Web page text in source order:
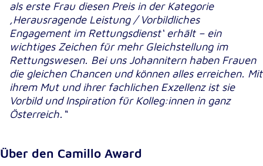
als erste Frau diesen Preis in der Kategorie
‚Herausragende Leistung / Vorbildliches
Engagement im Rettungsdienst‘ erhält – ein
wichtiges Zeichen für mehr Gleichstellung im
Rettungswesen. Bei uns Johannitern haben Frauen
die gleichen Chancen und können alles erreichen. Mit
ihrem Mut und ihrer fachlichen Exzellenz ist sie
Vorbild und Inspiration für Kolleg:innen in ganz
Österreich.“
Über den Camillo Award